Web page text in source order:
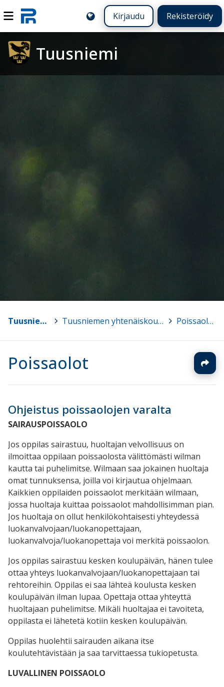
Kirjaudu Rekisteröidy
Tuusniemi
Tuusniemi > Tuusniemen yhtenäiskoulu > Poissaolot
Poissaolot
Ohjeistus poissaolojen varalta
SAIRAUSPOISSAOLO
Jos oppilas sairastuu, huoltajan velvollisuus on
ilmoittaa oppilaan poissaolosta välittömästi wilman
kautta tai puhelimitse. Wilmaan saa jokainen huoltaja
omat tunnuksensa, joilla voi kirjautua ohjelmaan.
Kaikkien oppilaiden poissaolot merkitään wilmaan,
jossa huoltaja kuittaa poissaolot mahdollisimman pian.
Jos huoltaja on ollut henkilökohtaisesti yhteydessä
luokanvalvojaan/luokanopettajaan,
luokanvalvoja/luokanopettaja voi merkitä poissaolon.
Jos oppilas sairastuu kesken koulupäivän, hänen tulee
ottaa yhteys luokanvalvojaan/luokanopettajaan tai
rehtoreihin. Oppilas ei saa lähteä koulusta kesken
koulupäivän ilman lupaa. Opettaja ottaa yhteyttä
huoltajaan puhelimitse. Mikäli huoltajaa ei tavoiteta,
oppilasta ei lähetetä kotiin kesken koulupäivän.
Oppilas huolehtii sairauden aikana itse
koulutehtävistään ja saa tarvittaessa tukiopetusta.
LUVALLINEN POISSAOLO